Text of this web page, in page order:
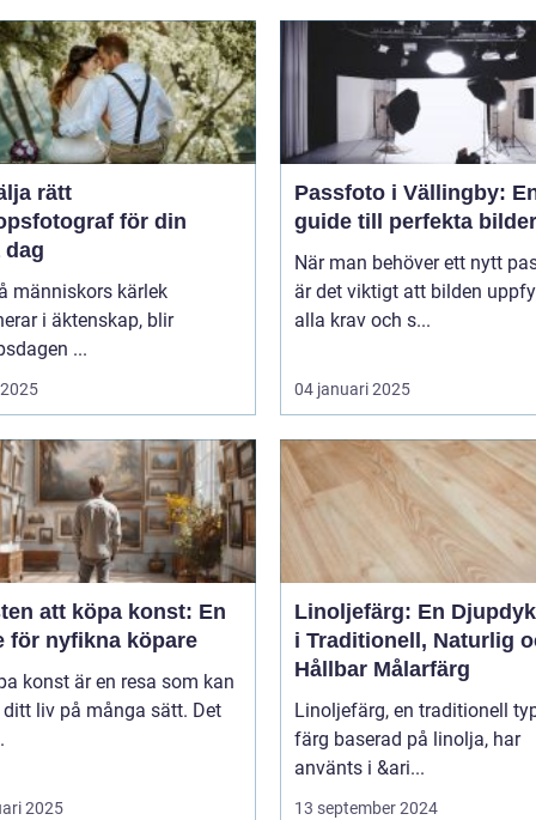
rätt
för din
dag
människors kärlek
i äktenskap, blir
...
Passfoto i Vällingby:
guide till perfekta bilder
När man behöver ett nytt
är det viktigt att bilden
alla krav och s...
04 januari 2025
att köpa konst: En
för nyfikna köpare
konst är en resa som kan
ditt liv på många sätt. Det
2025
Linoljefärg: En
i Traditionell, Naturlig
Hållbar Målarfärg
Linoljefärg, en traditionell
färg baserad på linolja, har
använts i &ari...
13 september 2024